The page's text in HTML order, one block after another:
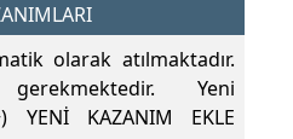
olarak atılmaktadır.
gerekmektedir. Yeni
YENİ KAZANIM EKLE